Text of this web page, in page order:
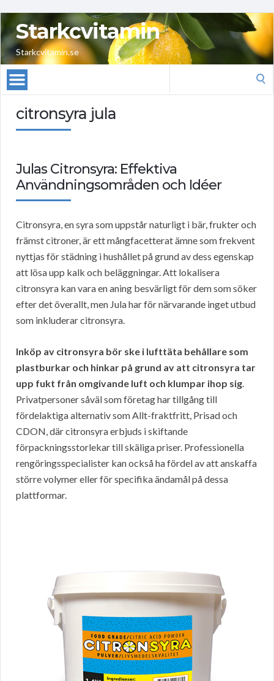
Starkcvitamin
Starkcvitamin.se
citronsyra jula
Julas Citronsyra: Effektiva
Användningsområden och Idéer
Citronsyra, en syra som uppstår naturligt i bär, frukter och
främst citroner, är ett mångfacetterat ämne som frekvent
nyttjas för städning i hushållet på grund av dess egenskap
att lösa upp kalk och beläggningar. Att lokalisera
citronsyra kan vara en aning besvärligt för dem som söker
efter det överallt, men Jula har för närvarande inget utbud
som inkluderar citronsyra.
Inköp av citronsyra bör ske i lufttäta behållare som
plastburkar och hinkar på grund av att citronsyra tar
upp fukt från omgivande luft och klumpar ihop sig.
Privatpersoner såväl som företag har tillgång till
fördelaktiga alternativ som Allt-fraktfritt, Prisad och
CDON, där citronsyra erbjuds i skiftande
förpackningsstorlekar till skäliga priser. Professionella
rengöringsspecialister kan också ha fördel av att anskaffa
större volymer eller för specifika ändamål på dessa
plattformar.